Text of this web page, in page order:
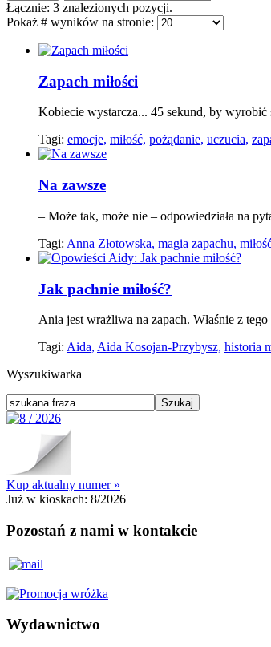
Łącznie: 3 znalezionych pozycji.
Pokaż # wyników na stronie:
Zapach miłości
Kobiecie wystarcza... 45 sekund, by wyrobić
Tagi: emocje, miłość, pożądanie, uczucia,
Na zawsze
– Może tak, może nie – odpowiedziała na
Tagi: Anna Złotowska, magia zapachu,
Jak pachnie miłość?
Ania jest wrażliwa na zapach. Właśnie z
Tagi: Aida, Aida Kosojan-Przybysz, historia
Wyszukiwarka
Kup aktualny numer »
Już w kioskach: 8/2026
Pozostań z nami w kontakcie
Wydawnictwo